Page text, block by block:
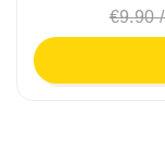
€9.90